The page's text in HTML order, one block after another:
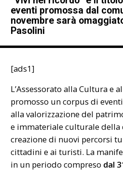
eventi promossa dal
novembre sarà
Pasolini
[ads1]
L’Assessorato alla Cultura e
promosso un corpus di
alla valorizzazione del
e immateriale culturale della
creazione di nuovi percorsi
cittadini e ai turisti. La
in un periodo compreso dal